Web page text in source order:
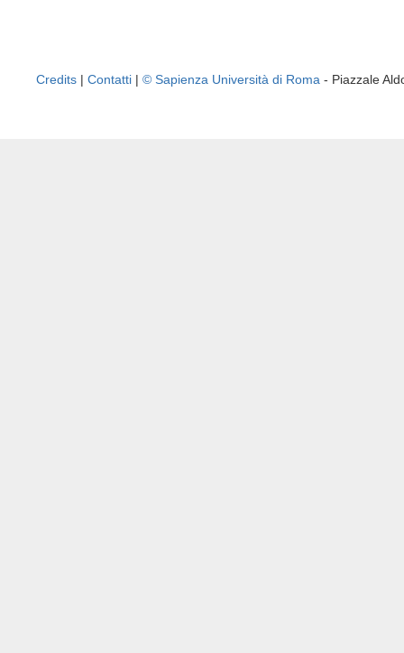
Credits | Contatti | © Sapienza Università di Roma - Piazzale